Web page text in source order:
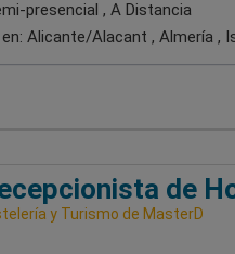
presencial , A Distancia
Alicante/Alacant , Almería ,
de
y Turismo de MasterD